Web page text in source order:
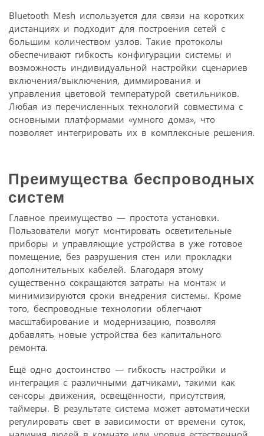
Bluetooth Mesh используется для связи на коротких
дистанциях и подходит для построения сетей с
большим количеством узлов. Такие протоколы
обеспечивают гибкость конфигурации системы и
возможность индивидуальной настройки сценариев
включения/выключения, диммирования и
управления цветовой температурой светильников.
Любая из перечисленных технологий совместима с
основными платформами «умного дома», что
позволяет интегрировать их в комплексные решения.
Преимущества беспроводных
систем
Главное преимущество — простота установки.
Пользователи могут монтировать осветительные
приборы и управляющие устройства в уже готовое
помещение, без разрушения стен или прокладки
дополнительных кабелей. Благодаря этому
существенно сокращаются затраты на монтаж и
минимизируются сроки внедрения системы. Кроме
того, беспроводные технологии облегчают
масштабирование и модернизацию, позволяя
добавлять новые устройства без капитального
ремонта.
Ещё одно достоинство — гибкость настройки и
интеграция с различными датчиками, такими как
сенсоры движения, освещённости, присутствия,
таймеры. В результате система может автоматически
регулировать свет в зависимости от времени суток,